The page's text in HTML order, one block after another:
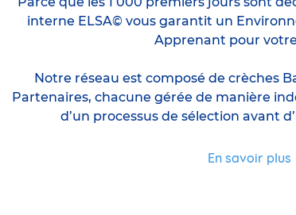
interne ELSA© vous garantit un
Apprenant pour
Notre réseau est composé de crèches
Partenaires, chacune gérée de manière
d’un processus de sélection avant
En savoir plus